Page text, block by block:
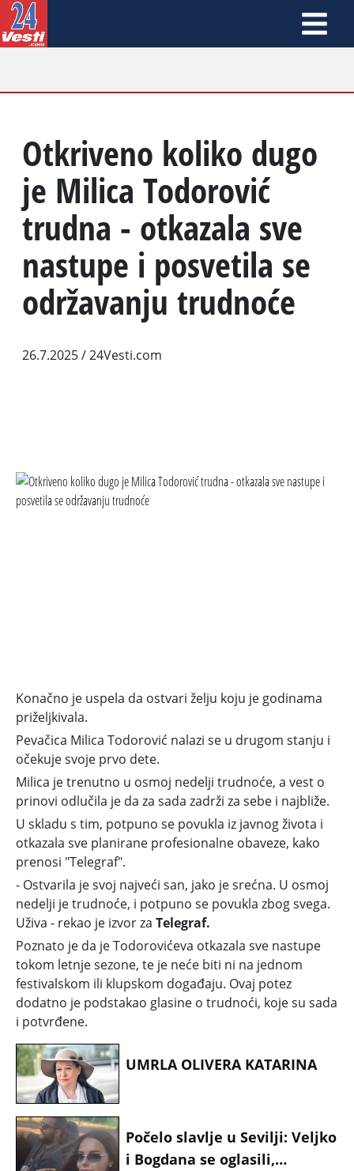
Otkriveno koliko dugo
je Milica Todorović
trudna - otkazala sve
nastupe i posvetila se
održavanju trudnoće
26.7.2025/ 24Vesti.com
Konačno je uspela da ostvari želju koju je godinama
priželjkivala.
Pevačica Milica Todorović nalazi se u drugom stanju i
očekuje svoje prvo dete.
Milica je trenutno u osmoj nedelji trudnoće, a vest o
prinovi odlučila je da za sada zadrži za sebe i najbliže.
U skladu s tim, potpuno se povukla iz javnog života i
otkazala sve planirane profesionalne obaveze, kako
prenosi "Telegraf".
- Ostvarila je svoj najveći san, jako je srećna. U osmoj
nedelji je trudnoće, i potpuno se povukla zbog svega.
Uživa - rekao je izvor za Telegraf.
Poznato je da je Todorovićeva otkazala sve nastupe
tokom letnje sezone, te je neće biti ni na jednom
festivalskom ili klupskom događaju. Ovaj potez
dodatno je podstakao glasine o trudnoći, koje su sada
i potvrđene.
UMRLA OLIVERA KATARINA
Počelo slavlje u Sevilji: Veljko
i Bogdana se oglasili,